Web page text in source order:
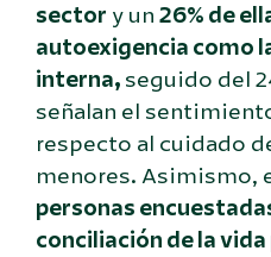
sector y un 26% de
autoexigencia como
interna, seguido del
señalan el
respecto al cuidado
menores. Asimismo,
personas
conciliación de la